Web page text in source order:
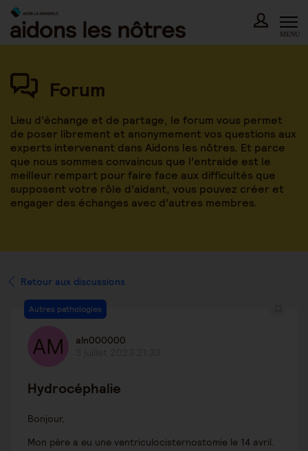
Skip
content
MENU
Forum
Lieu d’échange et de partage, le forum vous permet
de poser librement et anonymement vos questions aux
experts intervenant dans Aidons les nôtres. Et parce
que nous sommes convaincus que l’entraide est le
meilleur rempart pour faire face aux difficultés que
supposent votre rôle d’aidant, vous pouvez créer et
engager des échanges avec d’autres membres.
Retour aux discussions
Autres pathologies
aln000000
Hydrocéphalie
Bonjour,
Mon père a eu une ventriculocisternostomie le 14 avril.